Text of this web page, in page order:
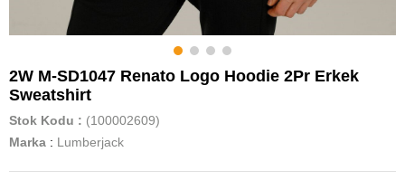
2W M-SD1047 Renato Logo Hoodie 2Pr Erkek
Sweatshirt
Stok Kodu
(100002609)
Marka : Lumberjack